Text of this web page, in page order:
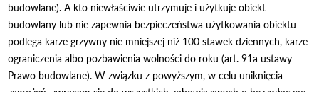
budowlane). A kto niewłaściwie utrzymuje i użytkuje obiekt
budowlany lub nie zapewnia bezpieczeństwa użytkowania obiektu
podlega karze grzywny nie mniejszej niż 100 stawek dziennych, karze
ograniczenia albo pozbawieniawolności do roku (art. 91a ustawy -
Prawo budowlane). W związku z powyższym, w celu uniknięcia